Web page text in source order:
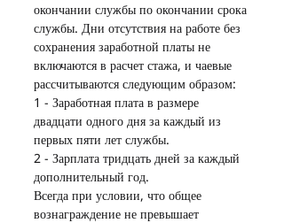
окончании службы по окончании срока
службы. Дни отсутствия на работе без
сохранения заработной платы не
включаются в расчет стажа, и чаевые
рассчитываются следующим образом:
1 - Заработная плата в размере
двадцати одного дня за каждый из
первых пяти лет службы.
2 - Зарплата тридцать дней за каждый
дополнительный год.
Всегда при условии, что общее
вознаграждение не превышает